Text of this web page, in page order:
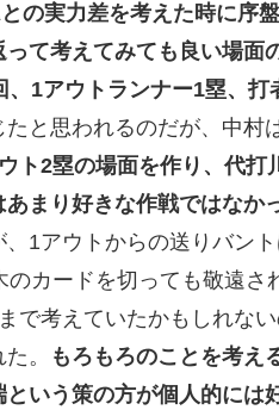
の実力差を考えた時に序
て考えてみても良い場面
1アウトランナー1塁、打
と思われるのだが、中村
ト2塁の場面を作り、代
まり好きな作戦ではなか
1アウトからの送りバン
カードを切っても敬遠さ
で考えていたかもしれな
。
もろもろのことを考え
いう策の方が個人的には